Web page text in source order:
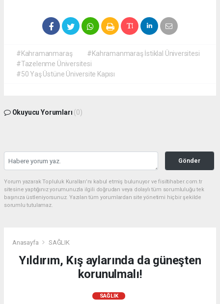
#Kahramanmaraş
#Kahramanmaraş İstiklal Üniversitesi
#Tazelenme Üniversitesi
#50 Yaş Üstüne Üniversite Kapısı
Okuyucu Yorumları (0)
Gönder
Yorum yazarak Topluluk Kuralları’nı kabul etmiş bulunuyor ve fisiltihaber.com.tr
sitesine yaptığınız yorumunuzla ilgili doğrudan veya dolaylı tüm sorumluluğu tek
başınıza üstleniyorsunuz. Yazılan tüm yorumlardan site yönetimi hiçbir şekilde
sorumlu tutulamaz.
Anasayfa SAĞLIK
Yıldırım, Kış aylarında da güneşten
korunulmalı!
SAĞLIK